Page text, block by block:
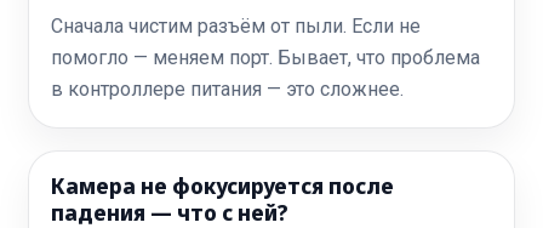
Сначала чистим разъём от пыли. Если не
помогло — меняем порт. Бывает, что проблема
в контроллере питания — это сложнее.
Камера не фокусируется после
падения — что с ней?